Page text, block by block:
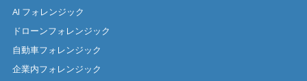
AI フォレンジック
ドローンフォレンジック
自動車フォレンジック
企業内フォレンジック